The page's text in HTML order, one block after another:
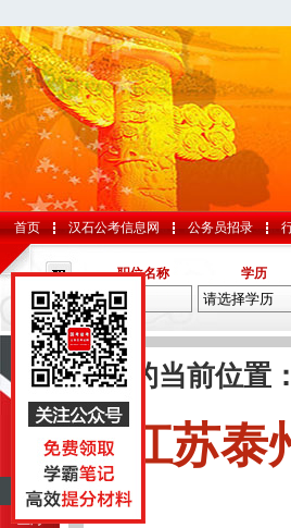
首页 汉石公考信息网 公务员招录
职位名称 学历
导航
江苏
上海
您的当前位置：
江苏